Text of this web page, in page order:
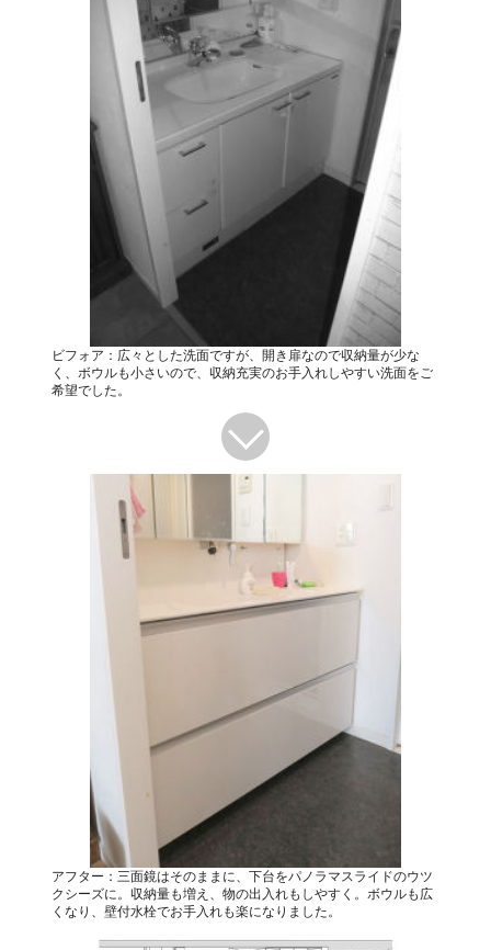
ビフォア：広々とした洗面ですが、開き扉なので収納量が少な
く、ボウルも小さいので、収納充実のお手入れしやすい洗面をご
希望でした。
アフター：三面鏡はそのままに、下台をパノラマスライドのウツ
クシーズに。収納量も増え、物の出入れもしやすく。ボウルも広
くなり、壁付水栓でお手入れも楽になりました。